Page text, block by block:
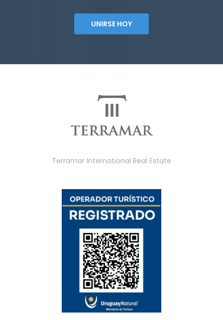
UNIRSE HOY
Terramar International Real Estate